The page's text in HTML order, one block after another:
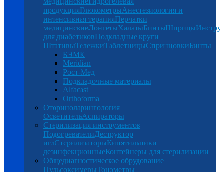
продукцияГлюкометрыАнестезиология и
интенсивная терапияПерчатки
медицинскиеЛонгетыХалатыБинтыШприцы
для диабетиковПодкладные круги
ШтативыТележкиТаблетницыСпринцовкиБинты
БЭМК
Meridian
Рост-Мед
Подкладочные материалы
Alfacast
Orthoforma
Оториноларингология
ОсветительАспираторы
Стерилизация инструментов
ПодогревателиДеструктор
иглСтерилизаторыКипятильники
дезинфекционныеКонтейнеры для стерилизации
Общедиагностическое обрудование
ПульсоксимерыТонометры